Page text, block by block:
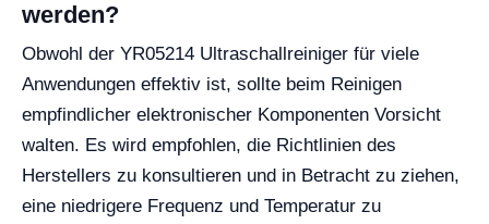
werden?
Obwohl der YR05214 Ultraschallreiniger für viele
Anwendungen effektiv ist, sollte beim Reinigen
empfindlicher elektronischer Komponenten Vorsicht
walten. Es wird empfohlen, die Richtlinien des
Herstellers zu konsultieren und in Betracht zu ziehen,
eine niedrigere Frequenz und Temperatur zu